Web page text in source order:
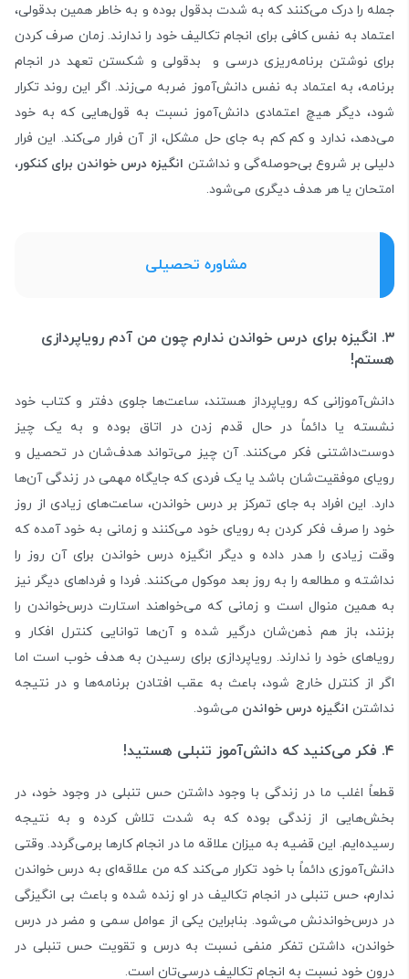
جمله را درک می‌کنند که به شدت بدقول بوده و به خاطر همین بدقولی،
اعتماد به نفس کافی برای انجام تکالیف خود را ندارند. زمان صرف کردن
برای نوشتن برنامه‌ریزی درسی و بدقولی و شکستن تعهد در انجام
برنامه، به اعتماد به نفس دانش‌آموز ضربه می‌زند. اگر این روند تکرار
شود، دیگر هیچ اعتمادی دانش‌آموز نسبت به قول‌هایی که به خود
می‌دهد، ندارد و کم کم به جای حل مشکل، از آن فرار می‌کند. این فرار
دلیلی بر شروع بی‌حوصله‌گی و نداشتن انگیزه درس خواندن برای کنکور،
امتحان یا هر هدف دیگری می‌شود.
مشاوره تحصیلی
۳. انگیزه برای درس خواندن ندارم چون من آدم رویا‌پردازی
هستم!
دانش‌آموزانی که رویا‌پرداز هستند، ساعت‌ها جلوی دفتر و کتاب خود
نشسته یا دائماً در حال قدم زدن در اتاق بوده و به یک چیز
دوست‌داشتنی فکر می‌کنند. آن چیز می‌تواند هدف‌شان در تحصیل و
رویای موفقیت‌شان باشد یا یک فردی که جایگاه مهمی در زندگی آن‌ها
دارد. این افراد به جای تمرکز بر درس خواندن، ساعت‌های زیادی از روز
خود را صرف فکر کردن به رویای خود می‌کنند و زمانی به خود آمده که
وقت زیادی را هدر داده و دیگر انگیزه درس خواندن برای آن روز را
نداشته و مطالعه را به روز بعد موکول می‌کنند. فردا و فرداهای دیگر نیز
به همین منوال است و زمانی که می‌خواهند استارت درس‌خواندن را
بزنند، باز هم ذهن‌شان درگیر شده و آن‌ها توانایی کنترل افکار و
رویا‌های خود را ندارند. رویاپردازی برای رسیدن به هدف خوب است اما
اگر از کنترل خارج شود، باعث به عقب افتادن برنامه‌ها و در نتیجه
نداشتن انگیزه درس خواندن می‌شود.
۴. فکر می‌کنید که دانش‌آموز تنبلی هستید!
قطعاً اغلب ما در زندگی با وجود داشتن حس تنبلی در وجود خود، در
بخش‌هایی از زندگی بوده که به شدت تلاش کرده و به نتیجه
رسیده‌ایم. این قضیه به میزان علاقه ما در انجام کارها بر‌می‌گردد. وقتی
دانش‌آموزی دائماً با خود تکرار می‌کند که من علاقه‌ای به درس خواندن
ندارم، حس تنبلی در انجام تکالیف در او زنده شده و باعث بی انگیزگی
در درس‌خواندنش می‌شود. بنابراین یکی از عوامل سمی و مضر در درس
خواندن، داشتن تفکر منفی نسبت به درس و تقویت حس تنبلی در
درون خود نسبت به انجام تکالیف درسی‌تان است.